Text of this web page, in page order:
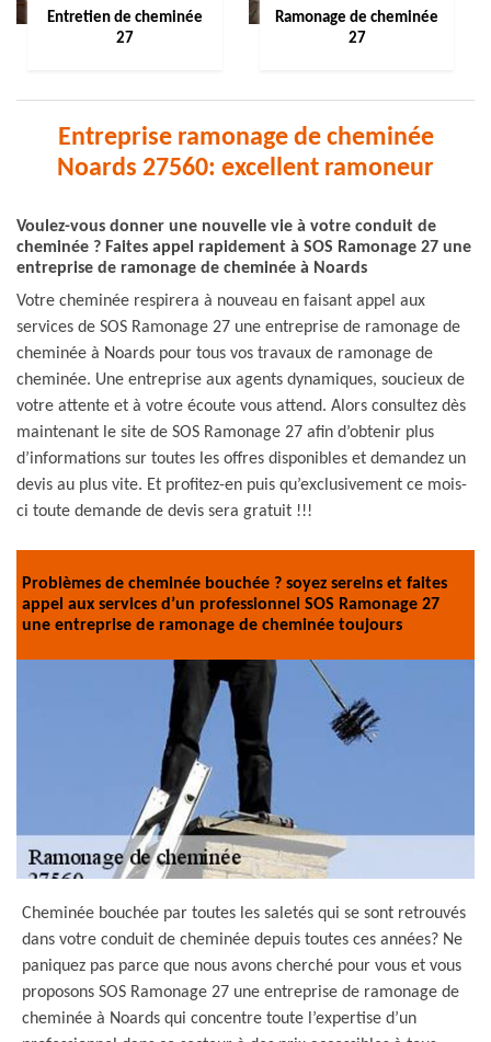
Entretien de cheminée
27
Ramonage de cheminée
27
Entreprise ramonage de cheminée
Noards 27560: excellent ramoneur
Voulez-vous donner une nouvelle vie à votre conduit de
cheminée ? Faites appel rapidement à SOS Ramonage 27 une
entreprise de ramonage de cheminée à Noards
Votre cheminée respirera à nouveau en faisant appel aux
services de SOS Ramonage 27 une entreprise de ramonage de
cheminée à Noards pour tous vos travaux de ramonage de
cheminée. Une entreprise aux agents dynamiques, soucieux de
votre attente et à votre écoute vous attend. Alors consultez dès
maintenant le site de SOS Ramonage 27 afin d’obtenir plus
d’informations sur toutes les offres disponibles et demandez un
devis au plus vite. Et profitez-en puis qu’exclusivement ce mois-
ci toute demande de devis sera gratuit !!!
Problèmes de cheminée bouchée ? soyez sereins et faites
appel aux services d’un professionnel SOS Ramonage 27
une entreprise de ramonage de cheminée toujours
Cheminée bouchée par toutes les saletés qui se sont retrouvés
dans votre conduit de cheminée depuis toutes ces années? Ne
paniquez pas parce que nous avons cherché pour vous et vous
proposons SOS Ramonage 27 une entreprise de ramonage de
cheminée à Noards qui concentre toute l’expertise d’un